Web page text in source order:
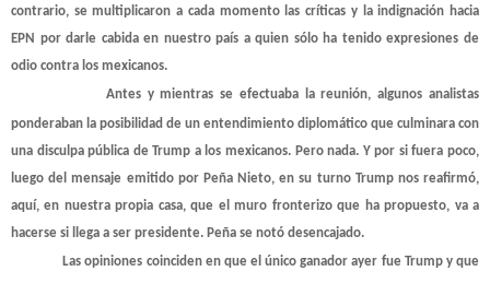
contrario, se multiplicaron a cada momento las críticas y la indignación hacia
EPN por darle cabida en nuestro país a quien sólo ha tenido expresiones de
odio contra los mexicanos.
Antes y mientras se efectuaba la reunión, algunos analistas
ponderaban la posibilidad de un entendimiento diplomático que culminara con
una disculpa pública de Trump a los mexicanos. Pero nada. Y por si fuera poco,
luego del mensaje emitido por Peña Nieto, en su turno Trump nos reafirmó,
aquí, en nuestra propia casa, que el muro fronterizo que ha propuesto, va a
hacerse si llega a ser presidente. Peña se notó desencajado.
Las opiniones coinciden en que el único ganador ayer fue Trump y que